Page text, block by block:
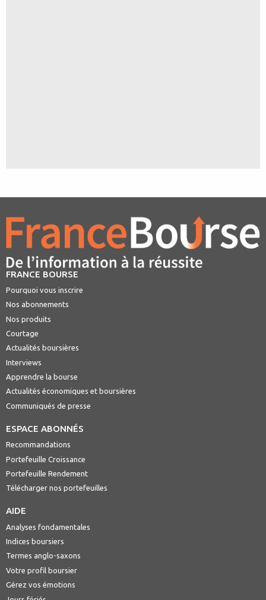
FRANCE BOURSE
Pourquoi vous inscrire
Nos abonnements
Nos produits
Courtage
Actualités boursières
Interviews
Apprendre la bourse
Actualités économiques et boursières
Communiqués de presse
ESPACE ABONNÉS
Recommandations
Portefeuille Croissance
Portefeuille Rendement
Télécharger nos portefeuilles
AIDE
Analyses fondamentales
Indices boursiers
Termes anglo-saxons
Votre profil boursier
Gérez vos émotions